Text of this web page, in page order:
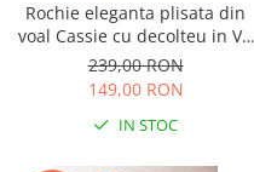
Rochie eleganta plisata din
voal Cassie cu decolteu in V -
Bleu
239,00 RON
149,00 RON
IN STOC